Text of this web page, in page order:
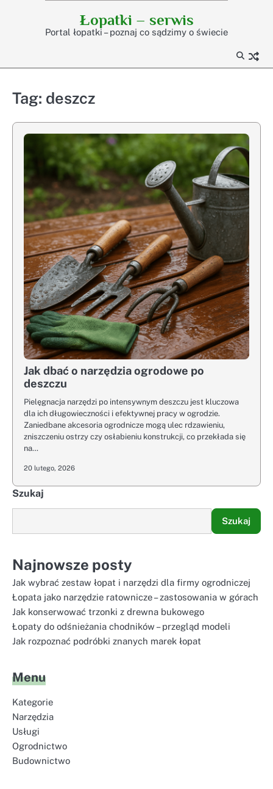
Łopatki – serwis
Portal łopatki – poznaj co sądzimy o świecie
Tag: deszcz
Jak dbać o narzędzia ogrodowe po
deszczu
Pielęgnacja narzędzi po intensywnym deszczu jest kluczowa
dla ich długowieczności i efektywnej pracy w ogrodzie.
Zaniedbane akcesoria ogrodnicze mogą ulec rdzawieniu,
zniszczeniu ostrzy czy osłabieniu konstrukcji, co przekłada się
na…
20 lutego, 2026
Szukaj
Szukaj
Najnowsze posty
Jak wybrać zestaw łopat i narzędzi dla firmy ogrodniczej
Łopata jako narzędzie ratownicze – zastosowania w górach
Jak konserwować trzonki z drewna bukowego
Łopaty do odśnieżania chodników – przegląd modeli
Jak rozpoznać podróbki znanych marek łopat
Menu
Kategorie
Narzędzia
Usługi
Ogrodnictwo
Budownictwo